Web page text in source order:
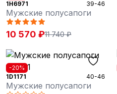
1H6971
39-46
Мужские полусапоги
10 570 ₽11 740 ₽
-20%
1D1171
40-46
Мужские полусапоги